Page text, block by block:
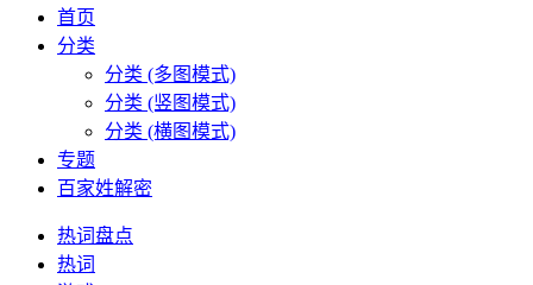
首页
分类
分类 (多图模式)
分类 (竖图模式)
分类 (横图模式)
专题
百家姓解密
热词盘点
热词